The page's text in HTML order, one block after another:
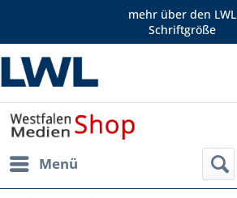
mehr über den LWL
Schriftgröße
Menü